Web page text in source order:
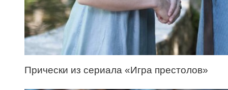
Прически из сериала «Игра престолов»